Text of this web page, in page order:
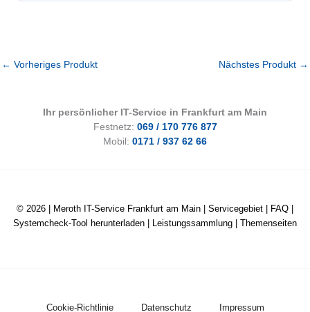
← Vorheriges Produkt Nächstes Produkt →
Ihr persönlicher IT-Service in Frankfurt am Main
Festnetz: 069 / 170 776 877
Mobil: 0171 / 937 62 66
© 2026 | Meroth IT-Service Frankfurt am Main Servicegebiet FAQ
Systemcheck-Tool herunterladen
Leistungssammlung Themenseiten
Cookie-Richtlinie Datenschutz Impressum